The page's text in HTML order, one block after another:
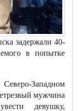
задержали 40-
в попытке
Западном
мужчина
девушку,